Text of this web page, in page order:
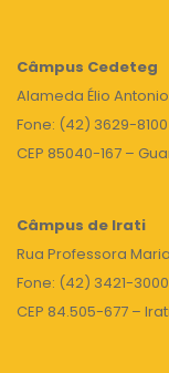
Câmpus Cedeteg
Alameda Élio
Fone: (42) 3629-8100
CEP 85040-167 –
Câmpus de Irati
Rua Professora
Fone: (42) 3421-3000
CEP 84.505-677 –